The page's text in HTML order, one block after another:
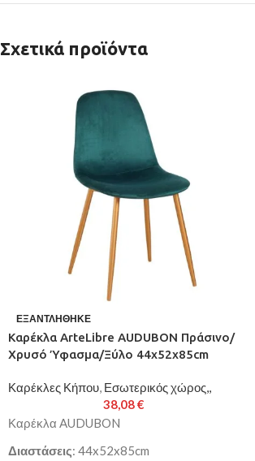
Σχετικά προϊόντα
ΕΞΑΝΤΛΉΘΗΚΕ
Καρέκλα ArteLibre AUDUBON Πράσινο/
Χρυσό Ύφασμα/Ξύλο 44x52x85cm
Καρέκλες Κήπου Εσωτερικός χώρος,,
38,08€
Καρέκλα AUDUBON
Διαστάσεις: 44x52x85cm